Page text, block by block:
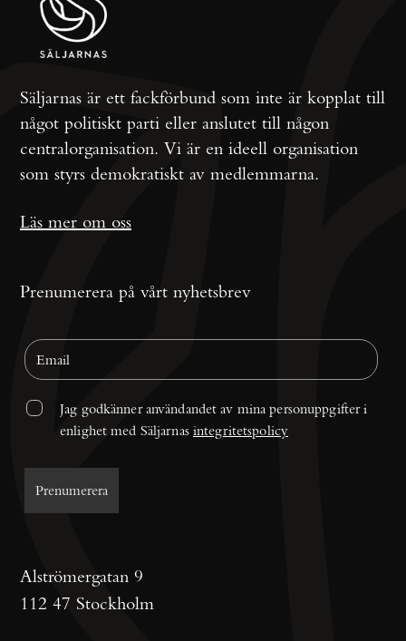
Säljarnas är ett fackförbund som inte är kopplat till
något politiskt parti eller anslutet till någon
centralorganisation. Vi är en ideell organisation
som styrs demokratiskt av medlemmarna.
Läs mer om oss
Prenumerera på vårt nyhetsbrev
Jag godkänner användandet av mina personuppgifter i
enlighet med Säljarnas integritetspolicy
Alströmergatan 9
112 47 Stockholm